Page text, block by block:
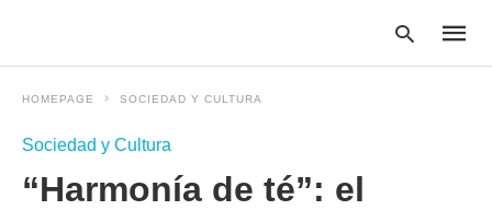
HOMEPAGE SOCIEDAD Y CULTURA
Sociedad y Cultura
“Harmonía de té”: el